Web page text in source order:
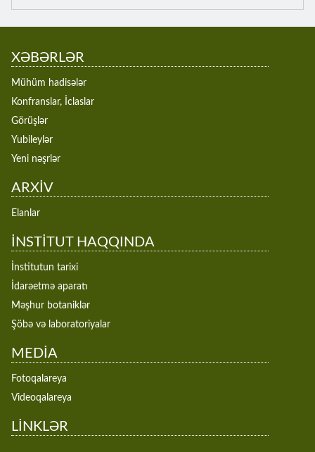
XƏBƏRLƏR
Mühüm hadisələr
Konfranslar, İclaslar
Görüşlər
Yubileylər
Yeni nəşrlər
ARXİV
Elanlar
İNSTİTUT HAQQINDA
İnstitutun tarixi
İdarəetmə aparatı
Məşhur botaniklər
Şöbə və laboratoriyalar
MEDİA
Fotoqalareya
Videoqalareya
LİNKLƏR